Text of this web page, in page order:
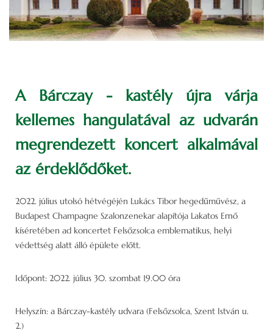
A Bárczay - kastély újra várja
kellemes hangulatával az udvarán
megrendezett koncert alkalmával
az érdeklődőket.
2022. július utolsó hétvégéjén Lukács Tibor hegedűművész, a
Budapest Champagne Szalonzenekar alapítója Lakatos Ernő
kíséretében ad koncertet Felsőzsolca emblematikus, helyi
védettség alatt álló épülete előtt.
Időpont: 2022. július 30. szombat 19.00 óra
Helyszín: a Bárczay-kastély udvara (Felsőzsolca, Szent István u.
2.)